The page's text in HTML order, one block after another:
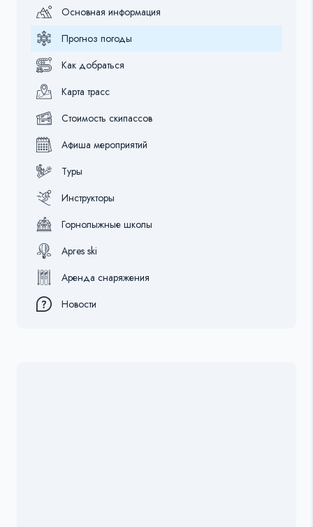
Основная информация
Прогноз погоды
Как добраться
Карта трасс
Стоимость скипассов
Афиша мероприятий
Туры
Инструкторы
Горнолыжные школы
Apres ski
Аренда снаряжения
Новости